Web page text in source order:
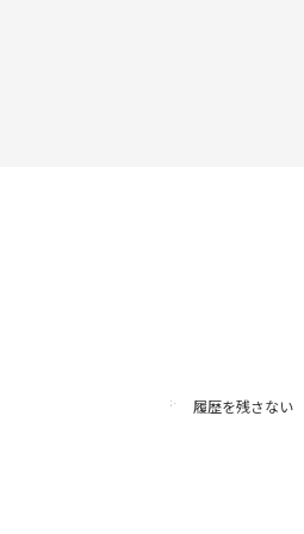
履歴を残さない